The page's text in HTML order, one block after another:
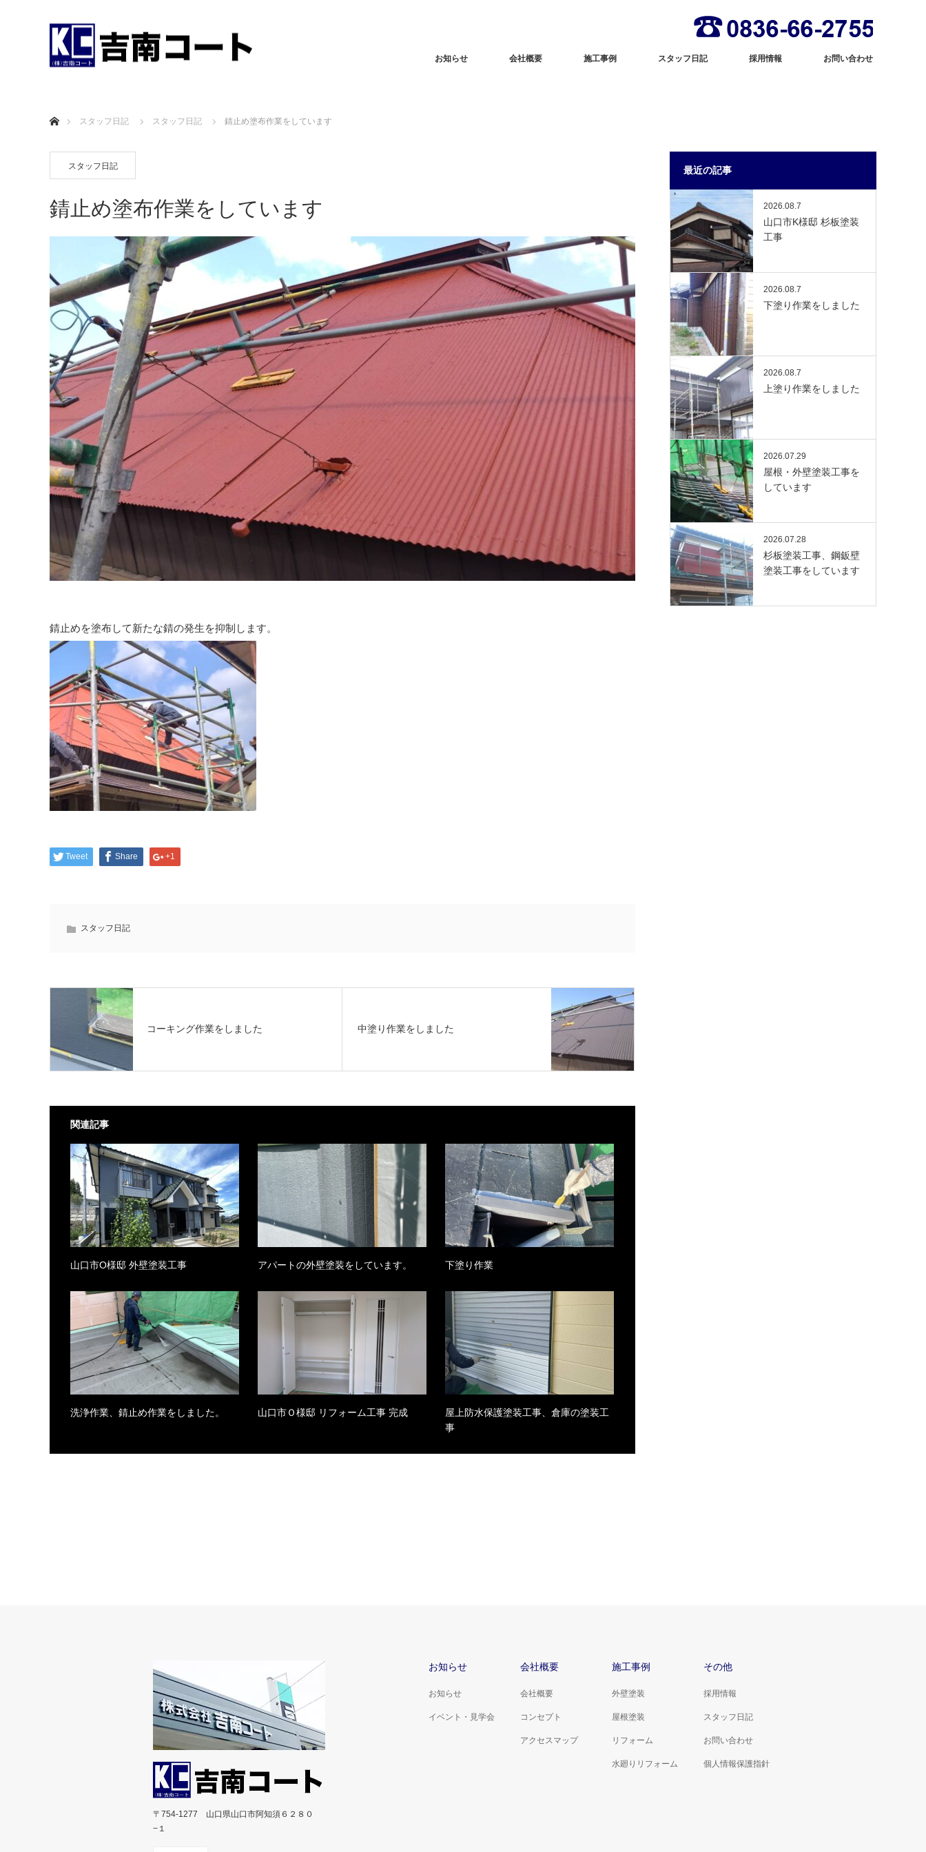
お知らせ 会社概要 施工事例 スタッフ日記 採用情報 お問い合わせ
スタッフ日記
スタッフ日記 錆止め塗布作業をしています
スタッフ日記
錆止め塗布作業をしています
錆止めを塗布して新たな錆の発生を抑制します。
Tweet Share +1
スタッフ日記
コーキング作業をしました 中塗り作業をしました
関連記事
山口市O様邸 外壁塗装工事 アパートの外壁塗装をしています。 下塗り作業
洗浄作業、錆止め作業をしました。 山口市Ｏ様邸 リフォーム工事 完成
屋上防水保護塗装工事、倉庫の塗装工
事
最近の記事
2026.08.7
山口市K様邸 杉板塗装
工事
2026.08.7
下塗り作業をしました
2026.08.7
上塗り作業をしました
2026.07.29
屋根・外壁塗装工事を
しています
2026.07.28
杉板塗装工事、鋼鈑壁
塗装工事をしています
お知らせ
お知らせ
イベント・見学会
会社概要
会社概要
コンセプト
アクセスマップ
施工事例
外壁塗装
屋根塗装
リフォーム
水廻りリフォーム
その他
採用情報
スタッフ日記
お問い合わせ
個人情報保護指針
〒754-1277 山口県山口市阿知須６２８０
−１